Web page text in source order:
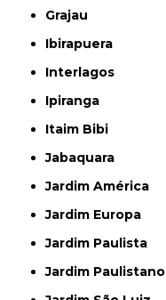
Grajau
Ibirapuera
Interlagos
Ipiranga
Itaim Bibi
Jabaquara
Jardim América
Jardim Europa
Jardim Paulista
Jardim Paulistano